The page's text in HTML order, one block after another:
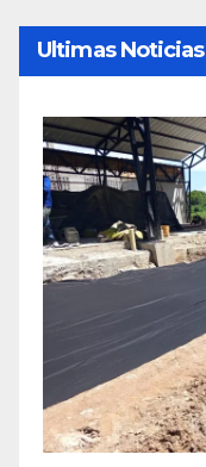
Ultimas Noticias